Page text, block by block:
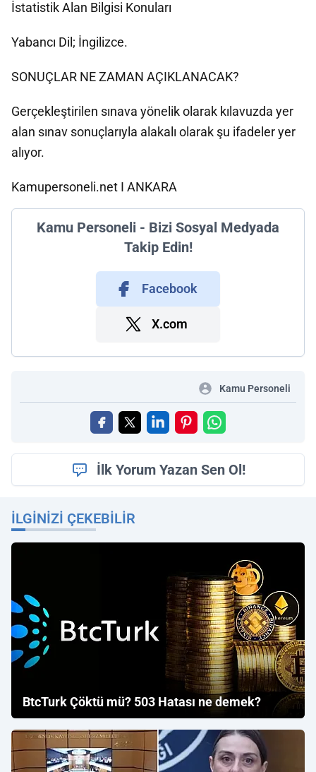
İstatistik Alan Bilgisi Konuları
Yabancı Dil; İngilizce.
SONUÇLAR NE ZAMAN AÇIKLANACAK?
Gerçekleştirilen sınava yönelik olarak kılavuzda yer
alan sınav sonuçlarıyla alakalı olarak şu ifadeler yer
alıyor.
Kamupersoneli.net I ANKARA
Kamu Personeli - Bizi Sosyal Medyada
Takip Edin!
Facebook
X.com
Kamu Personeli
İlk Yorum Yazan Sen Ol!
İLGINIZI ÇEKEBILIR
BtcTurk Çöktü mü? 503 Hatası ne demek?